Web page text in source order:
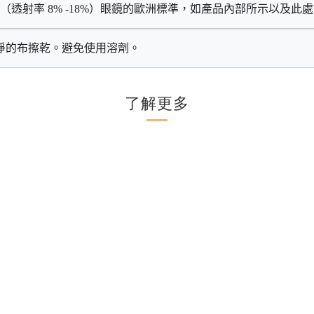
（透射率 8% -18%）眼鏡的歐洲標準，如產品內部所示以及此
布擦乾。避免使用溶劑。
了解更多